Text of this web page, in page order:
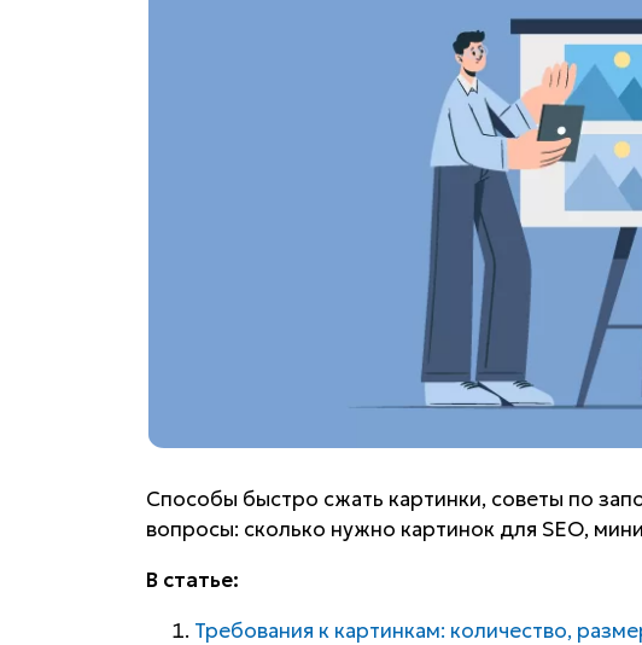
Способы быстро сжать картинки, советы по
вопросы: сколько нужно картинок для SEO,
В статье:
Требования к картинкам: количество,